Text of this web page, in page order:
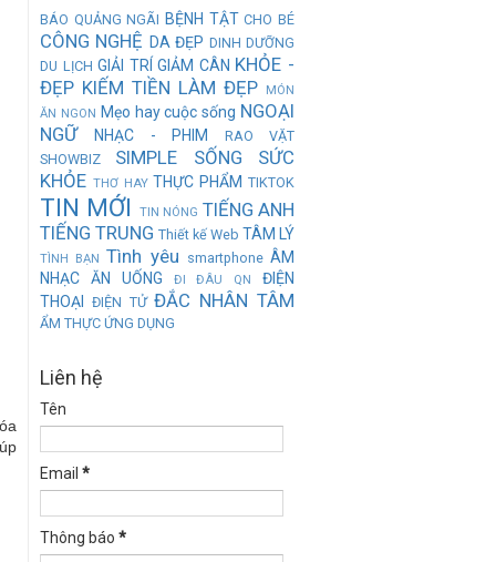
BÁO QUẢNG NGÃI BỆNH TẬT CHO BÉ
CÔNG NGHỆ DA ĐẸP DINH DƯỠNG
DU LỊCH GIẢI TRÍ GIẢM CÂN KHỎE -
ĐẸP KIẾM TIỀN LÀM ĐẸP
MÓN
ĂN NGON Mẹo hay cuộc sống NGOẠI
NGỮ
NHẠC - PHIM
RAO VẶT
SHOWBIZ
SIMPLE SỐNG
SỨC
KHỎE THƠ HAY THỰC PHẨM TIKTOK
TIN MỚI TIN NÓNG TIẾNG ANH
TIẾNG TRUNG Thiết kế Web TÂM LÝ
TÌNH BẠN Tình yêu smartphone ÂM
NHẠC
ĂN UỐNG ĐI ĐÂU QN
ĐIỆN
THOẠI ĐIỆN TỬ ĐẮC NHÂN TÂM
ẨM THỰC ỨNG DỤNG
Liên hệ
Tên
Email *
Thông báo *